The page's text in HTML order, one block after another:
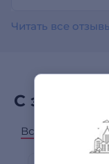
Читать все
С этим
Все категории